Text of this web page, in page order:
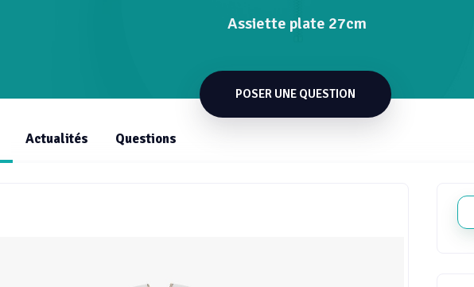
Assiette plate 27cm
POSER UNE QUESTION
Actualités Questions